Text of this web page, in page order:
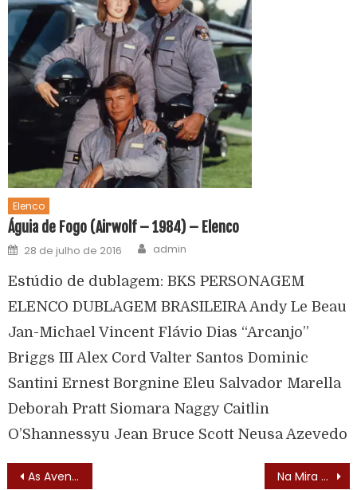
Elenco
Águia de Fogo (Airwolf – 1984) – Elenco
28 de julho de 2016 admin
Estúdio de dublagem: BKS PERSONAGEM
ELENCO DUBLAGEM BRASILEIRA Andy Le Beau
Jan-Michael Vincent Flávio Dias “Arcanjo”
Briggs III Alex Cord Valter Santos Dominic
Santini Ernest Borgnine Eleu Salvador Marella
Deborah Pratt Siomara Naggy Caitlin
O’Shannessyu Jean Bruce Scott Neusa Azevedo
As Aventuras o Tio Maneco (1981) – Lista de Episódios Na Mira do Tira (Sledge Hammer – 1986)